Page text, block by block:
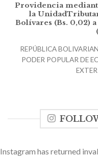
Providencia
la
Bolívares (Bs. 0,02)
REPÚBLICA
PODER POPULAR DE
Instagram has returned